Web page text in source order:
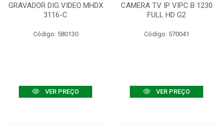
GRAVADOR DIG VIDEO MHDX
3116-C
Código: 580130
VER PREÇO
CAMERA TV IP VIPC B 1230
FULL HD G2
Código: 570041
VER PREÇO